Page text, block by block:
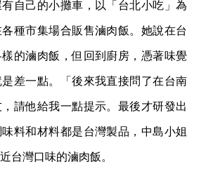
自己的小攤車，以「台北小吃」為
種市集場合販售滷肉飯。她說在台
的滷肉飯，但回到廚房，憑著味覺
差一點。「後來我直接問了在台南
請他給我一點提示。最後才研發出
料和材料都是台灣製品，中島小姐
台灣口味的滷肉飯。